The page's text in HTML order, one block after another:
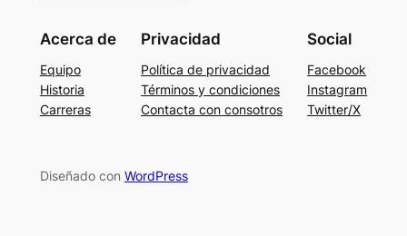
Acerca de
Equipo
Historia
Carreras
Privacidad
Política de privacidad
Términos y condiciones
Contacta con consotros
Social
Facebook
Instagram
Twitter/X
Diseñado con WordPress